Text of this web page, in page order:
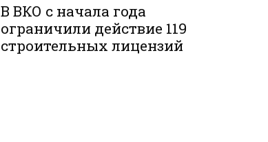
В ВКО с начала года
ограничили действие 119
строительных лицензий